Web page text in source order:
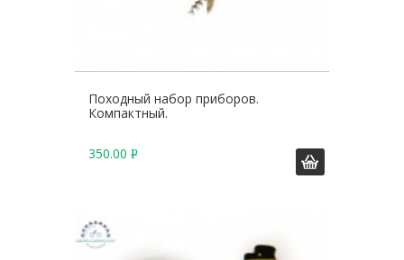
Походный набор приборов.
Компактный.
350.00 Р